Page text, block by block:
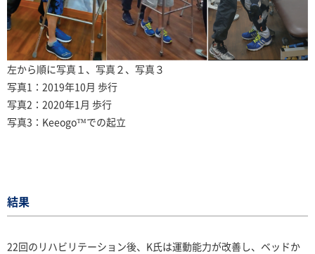
左から順に写真１、写真２、写真３
写真1：2019年10月 歩行
写真2：2020年1月 歩行
写真3：Keeogo™での起立
結果
22回のリハビリテーション後、K氏は運動能力が改善し、ベッドか